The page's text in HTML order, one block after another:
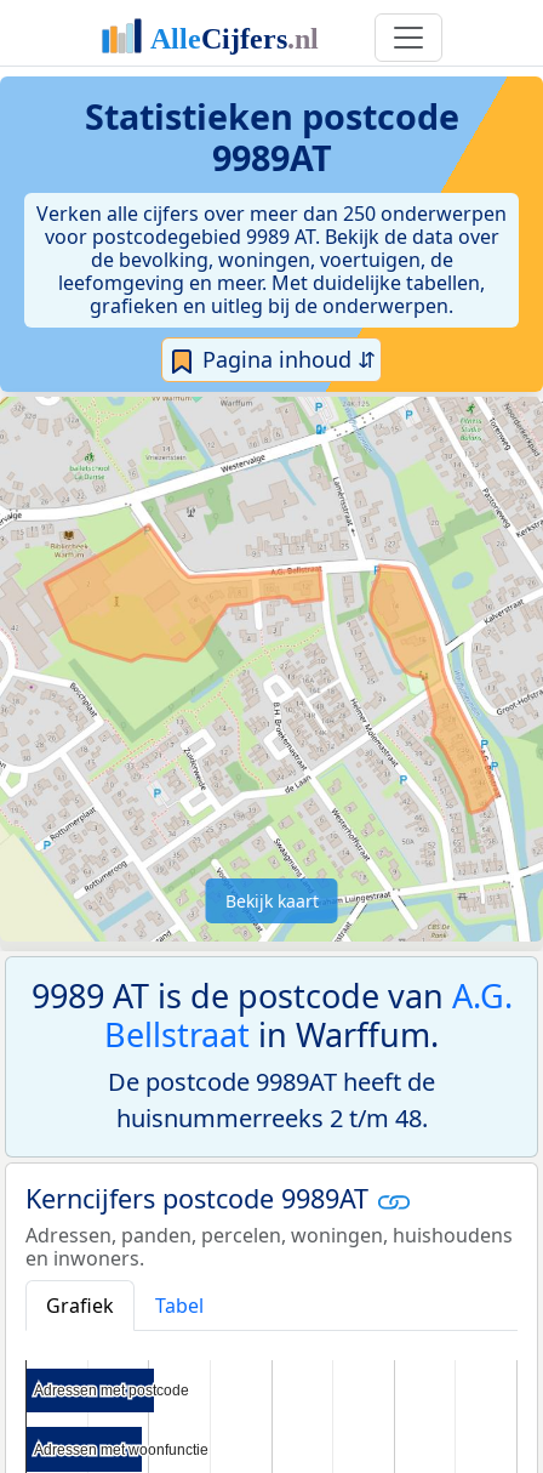
Statistieken postcode
9989AT
Verken alle cijfers over meer dan 250 onderwerpen
voor postcodegebied 9989 AT. Bekijk de data over
de bevolking, woningen, voertuigen, de
leefomgeving en meer. Met duidelijke tabellen,
grafieken en uitleg bij de onderwerpen.
Pagina inhoud ⇵
Bekijk kaart
9989 AT is de postcode van A.G.
Bellstraat in Warffum.
De postcode 9989AT heeft de
huisnummerreeks 2 t/m 48.
Kerncijfers postcode 9989AT
Adressen, panden, percelen, woningen, huishoudens
en inwoners.
Grafiek
Tabel
Adressen met postcode
Adressen met postcode
Adressen met woonfunctie
Adressen met woonfunctie